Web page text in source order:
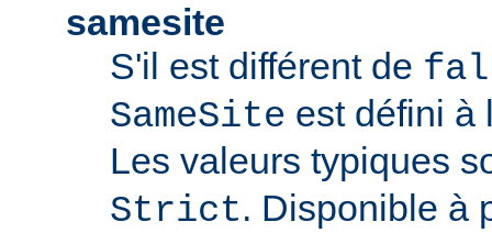
samesite
S'il est différent de
SameSite est défini à
Les valeurs typiques
Strict. Disponible à